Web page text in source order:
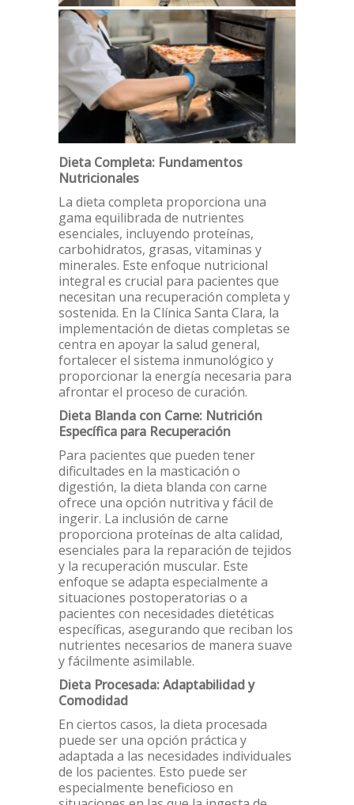
Dieta Completa: Fundamentos
Nutricionales
La dieta completa proporciona una
gama equilibrada de nutrientes
esenciales, incluyendo proteínas,
carbohidratos, grasas, vitaminas y
minerales. Este enfoque nutricional
integral es crucial para pacientes que
necesitan una recuperación completa y
sostenida. En la Clínica Santa Clara, la
implementación de dietas completas se
centra en apoyar la salud general,
fortalecer el sistema inmunológico y
proporcionar la energía necesaria para
afrontar el proceso de curación.
Dieta Blanda con Carne: Nutrición
Específica para Recuperación
Para pacientes que pueden tener
dificultades en la masticación o
digestión, la dieta blanda con carne
ofrece una opción nutritiva y fácil de
ingerir. La inclusión de carne
proporciona proteínas de alta calidad,
esenciales para la reparación de tejidos
y la recuperación muscular. Este
enfoque se adapta especialmente a
situaciones postoperatorias o a
pacientes con necesidades dietéticas
específicas, asegurando que reciban los
nutrientes necesarios de manera suave
y fácilmente asimilable.
Dieta Procesada: Adaptabilidad y
Comodidad
En ciertos casos, la dieta procesada
puede ser una opción práctica y
adaptada a las necesidades individuales
de los pacientes. Esto puede ser
especialmente beneficioso en